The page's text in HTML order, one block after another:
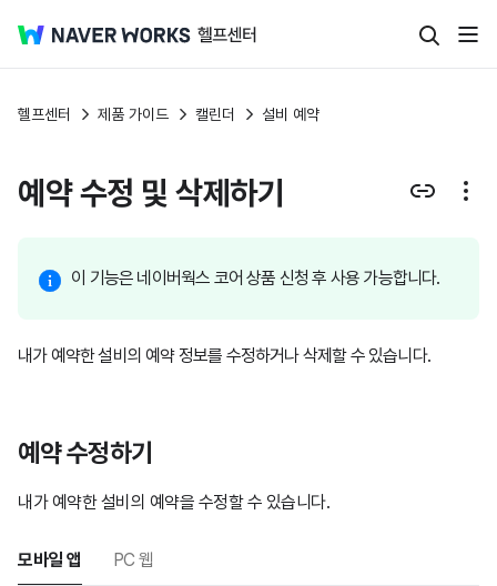
헬프센터 제품 가이드 캘린더 설비 예약
예약 수정 및 삭제하기
이 기능은 네이버웍스 코어 상품 신청 후 사용 가능합니다.
내가 예약한 설비의 예약 정보를 수정하거나 삭제할 수 있습니다.
예약 수정하기
내가 예약한 설비의 예약을 수정할 수 있습니다.
모바일 앱 PC 웹